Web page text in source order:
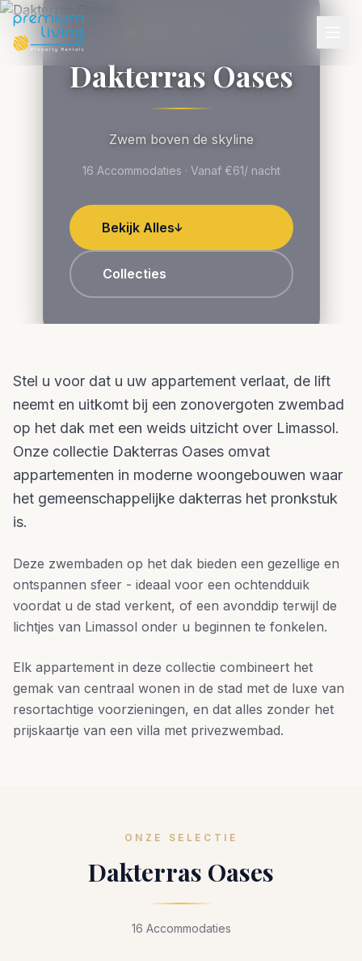
Dakterras Oases
Zwem boven de skyline
16 Accommodaties · Vanaf €61/ nacht
Bekijk Alles
Collecties
Stel u voor dat u uw appartement verlaat, de lift
neemt en uitkomt bij een zonovergoten zwembad
op het dak met een weids uitzicht over Limassol.
Onze collectie Dakterras Oases omvat
appartementen in moderne woongebouwen waar
het gemeenschappelijke dakterras het pronkstuk
is.
Deze zwembaden op het dak bieden een gezellige en
ontspannen sfeer - ideaal voor een ochtendduik
voordat u de stad verkent, of een avonddip terwijl de
lichtjes van Limassol onder u beginnen te fonkelen.
Elk appartement in deze collectie combineert het
gemak van centraal wonen in de stad met de luxe van
resortachtige voorzieningen, en dat alles zonder het
prijskaartje van een villa met privezwembad.
ONZE SELECTIE
Dakterras Oases
16 Accommodaties